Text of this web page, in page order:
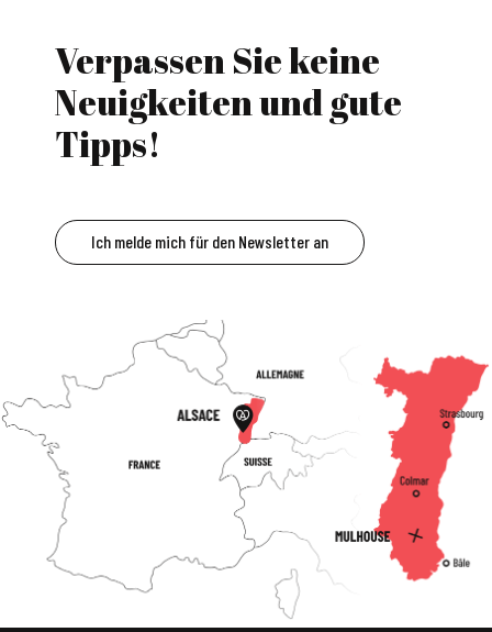
Verpassen Sie keine
Neuigkeiten und gute
Tipps!
Ich melde mich für den Newsletter an